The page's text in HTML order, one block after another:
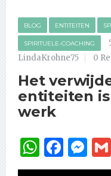
BLOG ENTITEITEN
SPIRITUELE-COACHING
LindaKrohne75
0
Het
entiteiten
werk